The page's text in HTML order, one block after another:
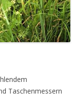
Taschenmessern